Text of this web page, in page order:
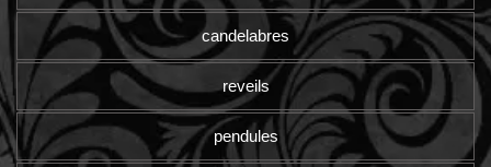
candelabres
reveils
pendules